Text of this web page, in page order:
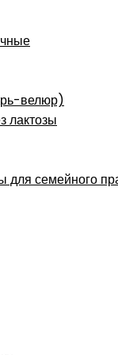
велюр)
лактозы
для семейного